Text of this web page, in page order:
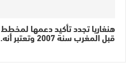
هنغاريا تجدد تأكيد دعمها
قبل المغرب سنة 2007 وتعتبر أنه…